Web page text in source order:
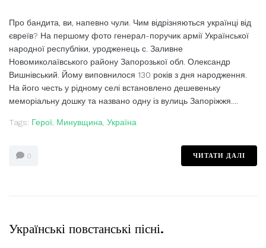
Про бандита, ви, напевно чули. Чим відрізняються українці від
євреїв? На першому фото генерал-поручик армії Української
народної республіки, уродженець с. Заливне
Новомиколаївського району Запорозької обл. Олександр
Вишнівський. Йому виповнилося 130 років з дня народження.
На його честь у рідному селі встановлено дешевеньку
меморіальну дошку та названо одну із вулиць Запоріжжя....
Tags: Герої, Минувщина, Україна
0 ЧИТАТИ ДАЛІ
Українські повстанські пісні.